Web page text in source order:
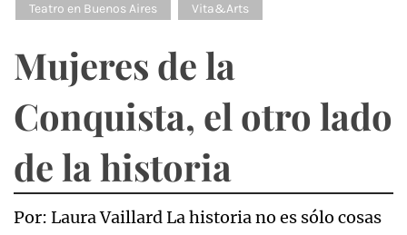
Teatro en Buenos Aires
Vita&Arts
Mujeres de la
Conquista, el otro lado
de la historia
Por: Laura Vaillard La historia no es sólo cosas